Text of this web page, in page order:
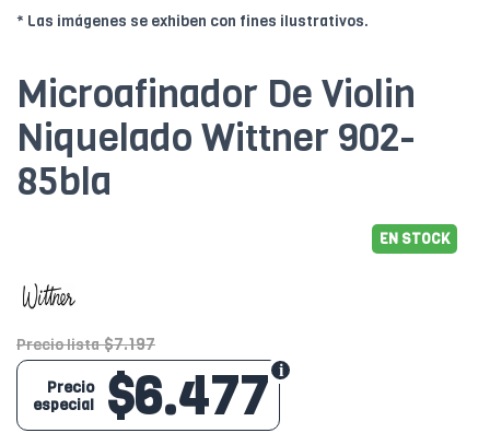
* Las imágenes se exhiben con fines ilustrativos.
Microafinador De Violin
Niquelado Wittner 902-
85bla
EN STOCK
Precio lista $7.197
$6.477
Precio
especial